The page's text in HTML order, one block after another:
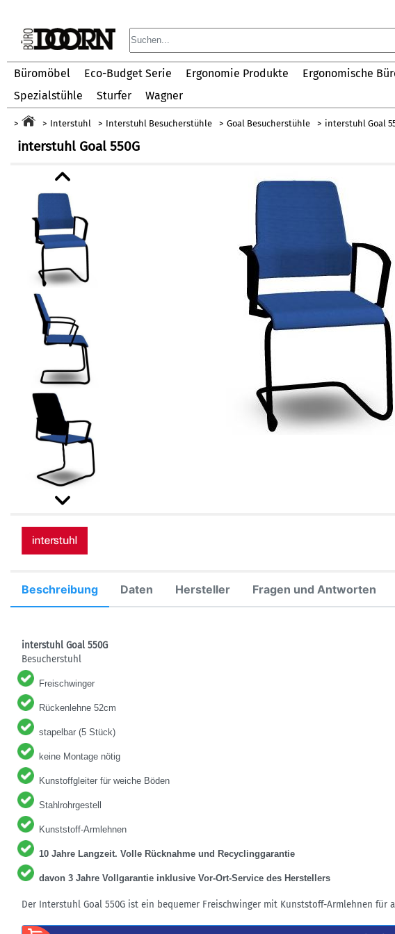
Büromöbel Eco-Budget Serie Ergonomie Produkte Ergonomische
Spezialstühle
Sturfer Wagner
Interstuhl Interstuhl Besucherstühle Goal Besucherstühle interstuhl Goal
interstuhl Goal 550G
Beschreibung Daten Hersteller Fragen und Antworten
interstuhl Goal 550G
Besucherstuhl
Freischwinger
Rückenlehne 52cm
stapelbar (5 Stück)
keine Montage nötig
Kunstoffgleiter für weiche Böden
Stahlrohrgestell
Kunststoff-Armlehnen
10 Jahre Langzeit. Volle Rücknahme und Recyclinggarantie
davon 3 Jahre Vollgarantie inklusive Vor-Ort-Service des Herstellers
Der Interstuhl Goal 550G ist ein bequemer Freischwinger mit Kunststoff-Armlehnen